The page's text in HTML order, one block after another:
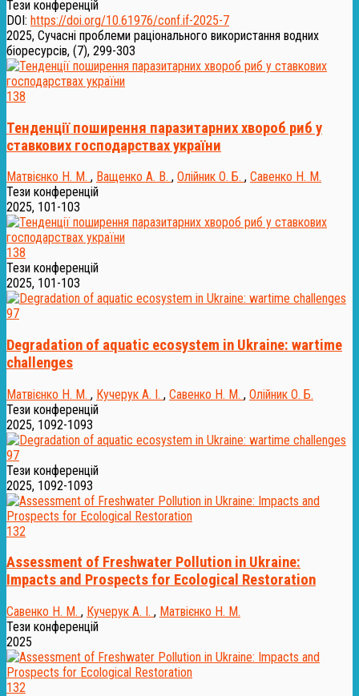
Тези конференцій
DOI: https://doi.org/10.61976/conf.if-2025-7
2025, Сучасні проблеми раціонального використання водних
біоресурсів, (7), 299-303
138
Тенденції поширення паразитарних хвороб риб у
ставкових господарствах україни
Матвієнко Н. М. , Ващенко А. В. , Олійник О. Б. , Савенко Н. М.
Тези конференцій
2025, 101-103
138
Тези конференцій
2025, 101-103
97
Degradation of aquatic ecosystem in Ukraine: wartime
challenges
Матвієнко Н. М. , Кучерук А. І. , Савенко Н. М. , Олійник О. Б.
Тези конференцій
2025, 1092-1093
97
Тези конференцій
2025, 1092-1093
132
Assessment of Freshwater Pollution in Ukraine:
Impacts and Prospects for Ecological Restoration
Савенко Н. М. , Кучерук А. І. , Матвієнко Н. М.
Тези конференцій
2025
132